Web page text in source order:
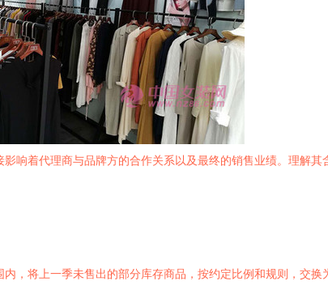
响着代理商与品牌方的合作关系以及最终的销售业绩。理解
，将上一季未售出的部分库存商品，按约定比例和规则，交